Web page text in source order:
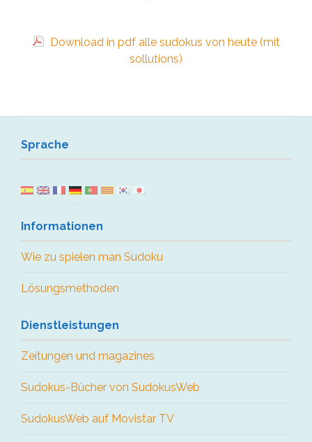
Download in pdf alle sudokus von heute (mit
sollutions)
Sprache
Informationen
Wie zu spielen man Sudoku
Lösungsmethoden
Dienstleistungen
Zeitungen und magazines
Sudokus-Bücher von SudokusWeb
SudokusWeb auf Movistar TV